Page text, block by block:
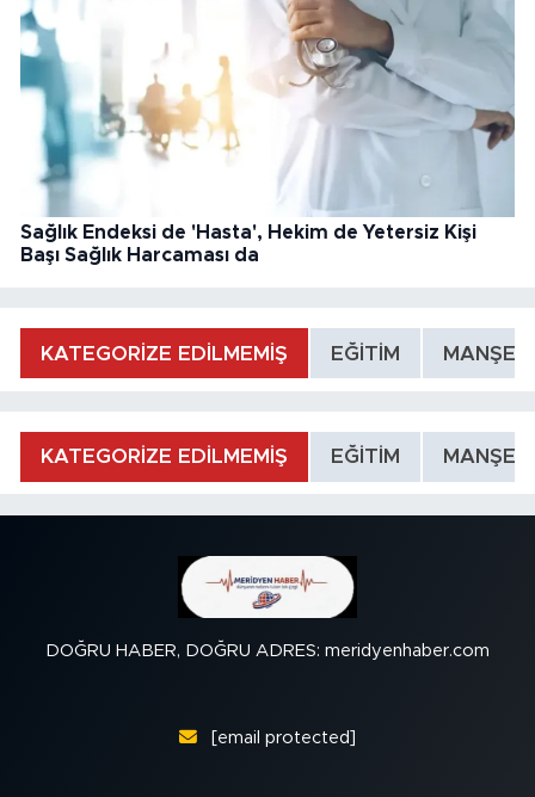
Sağlık Endeksi de 'Hasta', Hekim de Yetersiz Kişi
Başı Sağlık Harcaması da
KATEGORİZE EDİLMEMİŞ EĞİTİM MANŞET
KATEGORİZE EDİLMEMİŞ EĞİTİM MANŞET
DOĞRU HABER, DOĞRU ADRES: meridyenhaber.com
[email protected]